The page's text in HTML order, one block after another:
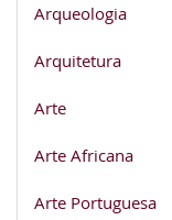
Arqueologia
Arquitetura
Arte
Arte Africana
Arte Portuguesa